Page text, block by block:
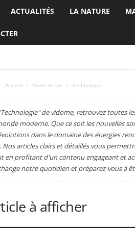
i
e
ACTUALITÉS LA NATURE
Accueil Mode de vie Technologie
de vidome, retrouvez toutes
moderne. Que ce soit les nouvelles
dans le domaine des énergies
Nos articles clairs et détaillés vous
en profitant d'un contenu engageant et
notre quotidien et préparez-vous à
à afficher